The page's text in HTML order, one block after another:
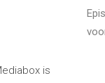
is